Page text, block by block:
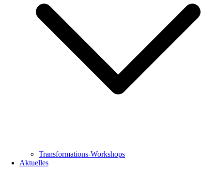
Transformations-Workshops
Aktuelles